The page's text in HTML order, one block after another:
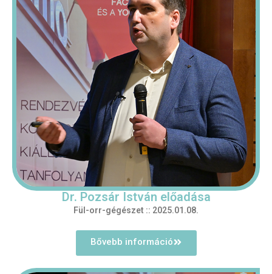
Dr. Pozsár István előadása
Fül-orr-gégészet :: 2025.01.08.
Bővebb információ